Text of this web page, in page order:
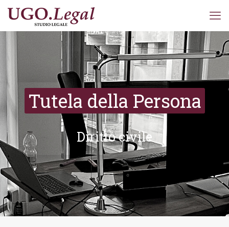
Tutela della Persona
Diritto civile